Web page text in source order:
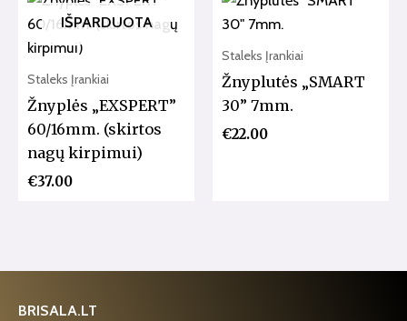
IŠPARDUOTA
Staleks Įrankiai
Žnyplės „EXSPERT”
60/16mm. (skirtos
nagų kirpimui)
€37.00
Staleks Įrankiai
Žnyplutės „SMART
30” 7mm.
€22.00
BRISALA.LT